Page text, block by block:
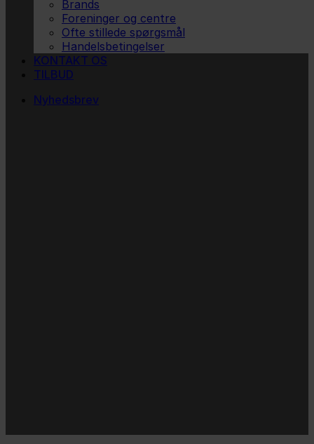
Brands
Foreninger og centre
Ofte stillede spørgsmål
Handelsbetingelser
KONTAKT OS
TILBUD
Nyhedsbrev